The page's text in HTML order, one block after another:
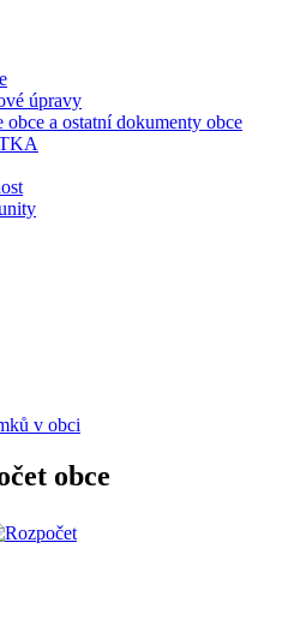
úpravy
a ostatní dokumenty obce
v obci
obce